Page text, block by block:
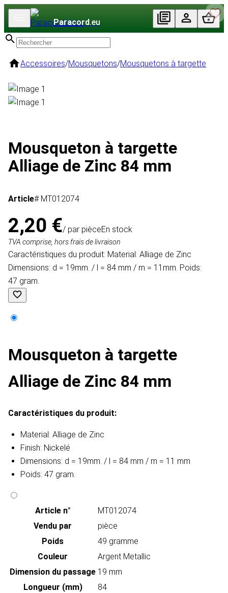
Paracord.eu
Accessoires/Mousquetons/Mousquetons à targette
Mousqueton à targette
Alliage de Zinc 84 mm
Article# MT012074
2,20 €/ par pièceEn stock
TVA comprise, hors frais de livraison
Caractéristiques du produit: Material: Alliage de Zinc
Dimensions: d = 19mm. / l = 84 mm / m = 11mm. Poids:
47 gram.
Mousqueton à targette
Alliage de Zinc 84 mm
Caractéristiques du produit:
Material: Alliage de Zinc
Finish: Nickelé
Dimensions: d = 19mm. / l = 84 mm / m = 11 mm
Poids: 47 gram.
Article n°
MT012074
Vendu par
pièce
Poids
49 gramme
Couleur
Argent Metallic
Dimension du passage 19 mm
Longueur (mm)
84